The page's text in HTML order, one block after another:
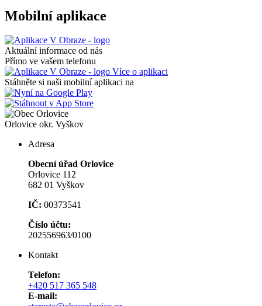
Mobilní aplikace
Aktuální informace od nás
Přímo ve vašem telefonu
Více o aplikaci
Stáhněte si naši mobilní aplikaci na
Orlovice okr. Vyškov
Adresa
Obecní úřad Orlovice
Orlovice 112
682 01 Vyškov
IČ: 00373541
Číslo účtu:
202556963/0100
Kontakt
Telefon:
+420 517 365 548
E-mail: